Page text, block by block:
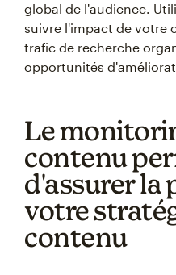
global de l'audience.
suivre l'impact de votre
trafic de recherche
opportunités
Le
contenu
d'assurer la
votre
contenu